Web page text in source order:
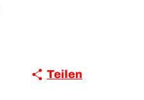
Teilen